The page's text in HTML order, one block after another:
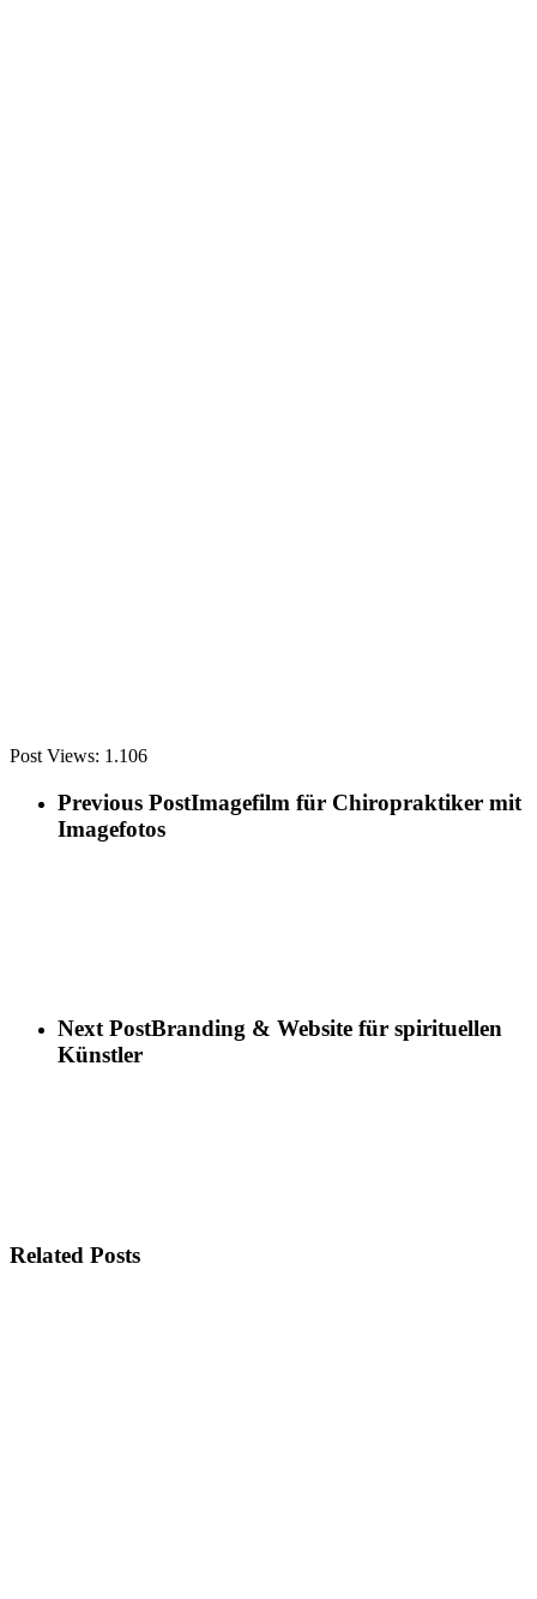
Post Views: 1.106
Previous PostImagefilm für Chiropraktiker mit
Imagefotos
Next PostBranding & Website für spirituellen
Künstler
Related Posts